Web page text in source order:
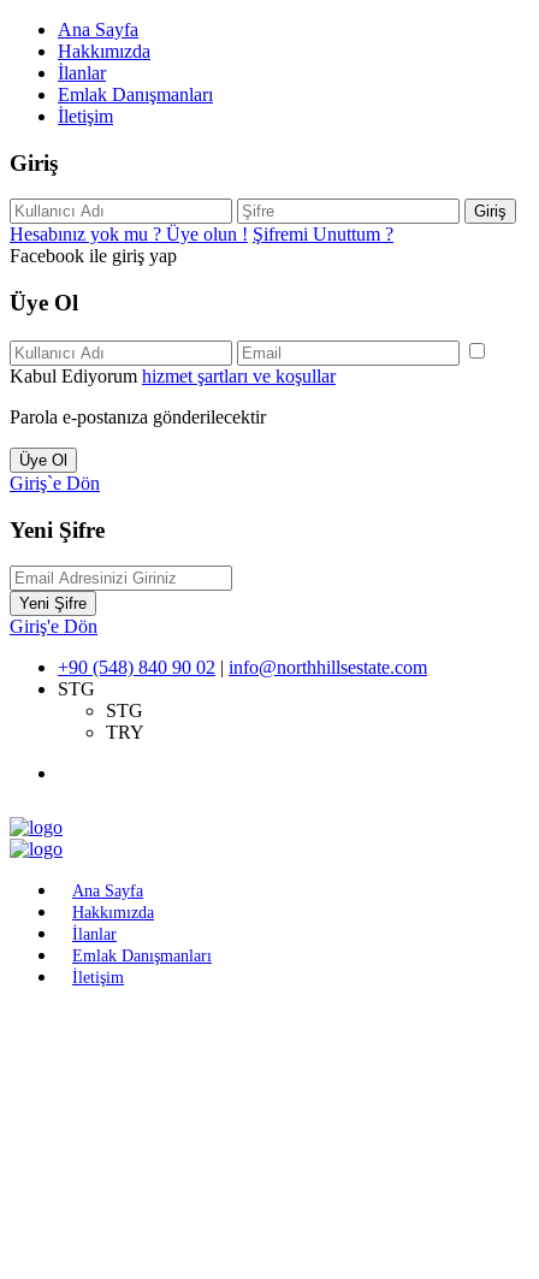
Ana Sayfa
Hakkımızda
İlanlar
Emlak Danışmanları
İletişim
Giriş
Giriş
Hesabınız yok mu ? Üye olun ! Şifremi Unuttum ?
Facebook ile giriş yap
Üye Ol
Kabul Ediyorum hizmet şartları ve koşullar
Parola e-postanıza gönderilecektir
Üye Ol
Giriş`e Dön
Yeni Şifre
Yeni Şifre
Giriş'e Dön
+90 (548) 840 90 02 | info@northhillsestate.com
STG
STG
TRY
Ana Sayfa
Hakkımızda
İlanlar
Emlak Danışmanları
İletişim